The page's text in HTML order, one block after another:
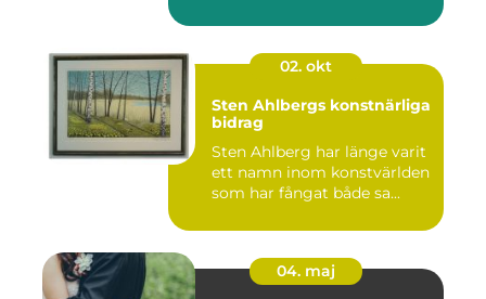
02. okt
Sten Ahlbergs konstnärliga
bidrag
Sten Ahlberg har länge varit
ett namn inom konstvärlden
som har fångat både sa...
04. maj